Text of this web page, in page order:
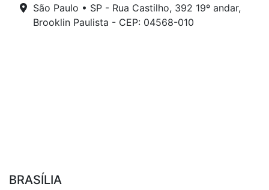
São Paulo • SP - Rua Castilho, 392 19º andar,
Brooklin Paulista - CEP: 04568-010
BRASÍLIA